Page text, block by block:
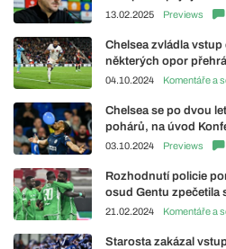
13.02.2025 Previews
Chelsea zvládla
některých opor
04.10.2024 Komentáře a
Chelsea se po dvou
pohárů, na úvod
03.10.2024 Previews
Rozhodnutí policie
osud Gentu zpečetila
21.02.2024 Komentáře a
Starosta zakázal